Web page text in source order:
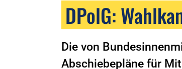
DPolG:
Die von
Abschiebepläne für